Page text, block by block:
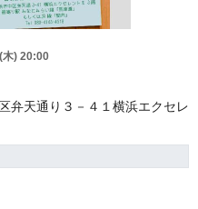
木) 20:00
天通り３－４１横浜エクセレ